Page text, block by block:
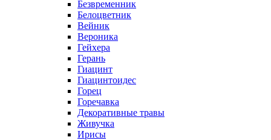
Безвременник
Белоцветник
Вейник
Вероника
Гейхера
Герань
Гиацинт
Гиацинтоидес
Горец
Горечавка
Декоративные травы
Живучка
Ирисы